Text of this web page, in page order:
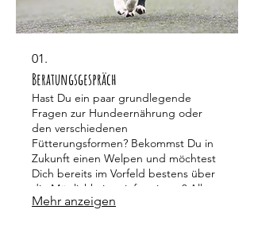
01.
Beratungsgespräch
Hast Du ein paar grundlegende
Fragen zur Hundeernährung oder
den verschiedenen
Fütterungsformen? Bekommst Du in
Zukunft einen Welpen und möchtest
Dich bereits im Vorfeld bestens über
die Möglichkeiten informieren? All
Deine Fragen können wir im
Mehr anzeigen